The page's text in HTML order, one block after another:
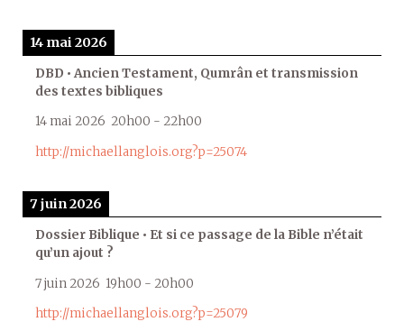
14 mai 2026
DBD • Ancien Testament, Qumrân et transmission
des textes bibliques
14 mai 2026 20h00 - 22h00
http://michaellanglois.org?p=25074
7 juin 2026
Dossier Biblique • Et si ce passage de la Bible n’était
qu’un ajout ?
7 juin 2026 19h00 - 20h00
http://michaellanglois.org?p=25079